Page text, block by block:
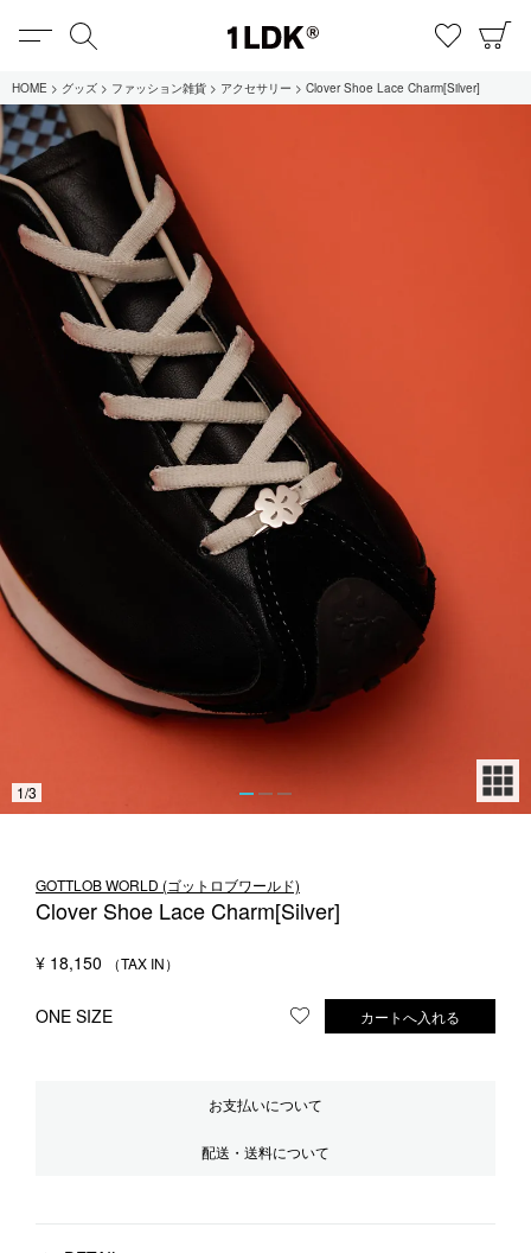
MENU お気に
在庫あり
全てのアイテム
セール
全てのブランド
UNIVERSAL PRODUCTS.
MY___
1LDK STAND
SEARCH
HOME グッズ ファッション雑貨 アクセサリー Clover Shoe Lace Charm[Silver]
1/3
GOTTLOB WORLD (ゴットロブワールド)
Clover Shoe Lace Charm[Silver]
¥ 18,150
ONE SIZE お気に入りに登録する
カートへ入れる
お支払いについて
配送・送料について